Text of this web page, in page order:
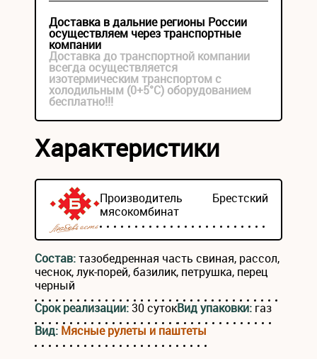
Доставка в дальние регионы России
осуществляем через транспортные
компании
Доставка до транспортной компании
всегда осуществляется
изотермическим транспортом с
холодильным (0+5°С) оборудованием
бесплатно!!!
Характеристики
Производитель Брестский
мясокомбинат
Состав:тазобедренная часть свиная, рассол,
чеснок, лук-порей, базилик, петрушка, перец
черный
Срок реализации:30 сутокВид упаковки: газ
Вид: Мясные рулеты и паштеты